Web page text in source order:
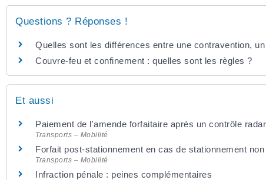
Questions ? Réponses !
Quelles sont les différences entre une contravention,
Couvre-feu et confinement : quelles sont les règles ?
Et aussi
Paiement de l'amende forfaitaire après un contrôle radar
Transports – Mobilité
Forfait post-stationnement en cas de stationnement
Transports – Mobilité
Infraction pénale : peines complémentaires